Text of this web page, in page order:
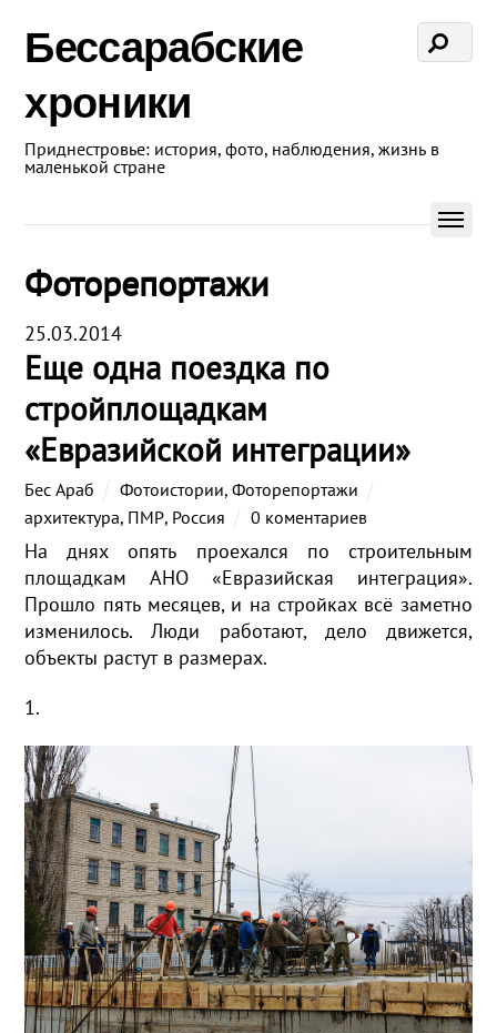
Бессарабские
хроники
Приднестровье: история, фото, наблюдения, жизнь в
маленькой стране
Фоторепортажи
25.03.2014
Еще одна поездка по
стройплощадкам
«Евразийской интеграции»
Бес Араб Фотоистории,Фоторепортажи
архитектура, ПМР, Россия 0 коментариев
На днях опять проехался по строительным
площадкам АНО «Евразийская интеграция».
Прошло пять месяцев, и на стройках всё заметно
изменилось. Люди работают, дело движется,
объекты растут в размерах.
1.